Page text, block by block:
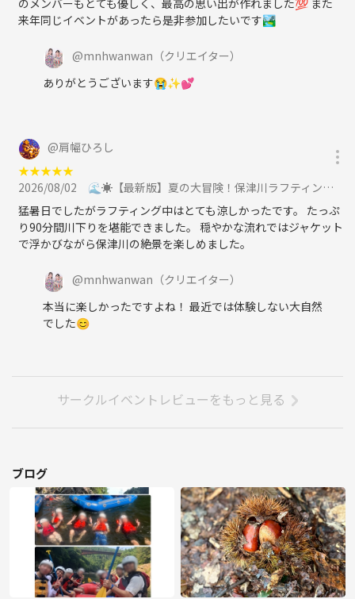
のメンバーもとても優しく、最高の思い出が作れました💯 また
来年同じイベントがあったら是非参加したいです🏞️
@mnhwanwan （クリエイター）
ありがとうございます😭✨️💕
@肩幅ひろし
★★★★★
2026/08/02
🌊☀️【最新版】夏の大冒険！保津川ラフティング in 嵐山🚣‍♀️✨に参加
猛暑日でしたがラフティング中はとても涼しかったです。 たっぷ
り90分間川下りを堪能できました。 穏やかな流れではジャケット
で浮かびながら保津川の絶景を楽しめました。
@mnhwanwan （クリエイター）
本当に楽しかったですよね！ 最近では体験しない大自然
でした😊
サークルイベントレビューをもっと見る
ブログ